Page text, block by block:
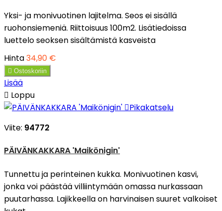
Yksi- ja monivuotinen lajitelma. Seos ei sisällä
ruohonsiemeniä. Riittoisuus 100m2. Lisätiedoissa
luettelo seoksen sisältämistä kasveista
Hinta34,90 €
 Ostoskoriin
Lisää
 Loppu
Pikakatselu
Viite: 94772
PÄIVÄNKAKKARA 'Maikönigin'
Tunnettu ja perinteinen kukka. Monivuotinen kasvi,
jonka voi päästää villiintymään omassa nurkassaan
puutarhassa. Lajikkeella on harvinaisen suuret valkoiset